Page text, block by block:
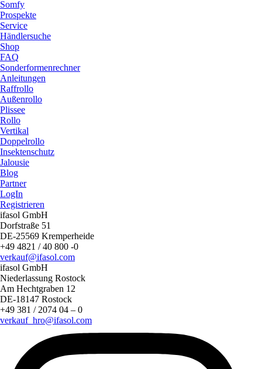
Somfy
Prospekte
Service
Händlersuche
Shop
FAQ
Sonderformenrechner
Anleitungen
Raffrollo
Außenrollo
Plissee
Rollo
Vertikal
Doppelrollo
Insektenschutz
Jalousie
Blog
Partner
LogIn
Registrieren
ifasol GmbH
Dorfstraße 51
DE-25569 Kremperheide
+49 4821 / 40 800 -0
verkauf@ifasol.com
ifasol GmbH
Niederlassung Rostock
Am Hechtgraben 12
DE-18147 Rostock
+49 381 / 2074 04 – 0
verkauf_hro@ifasol.com